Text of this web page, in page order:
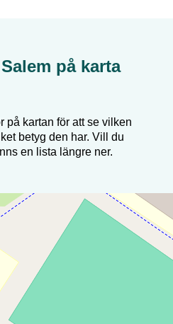
Salem på karta
på kartan för att se vilken
betyg den har. Vill du
en lista längre ner.